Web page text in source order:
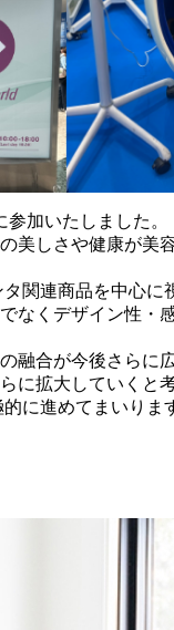
加いたしました。
美しさや健康が美
関連商品を中心に
なくデザイン性・
合が今後さらに
に拡大していくと
に進めてまいりま